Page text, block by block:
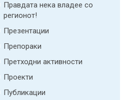
Правдата нека владее со
регионот!
Презентации
Препораки
Претходни активности
Проекти
Публикации